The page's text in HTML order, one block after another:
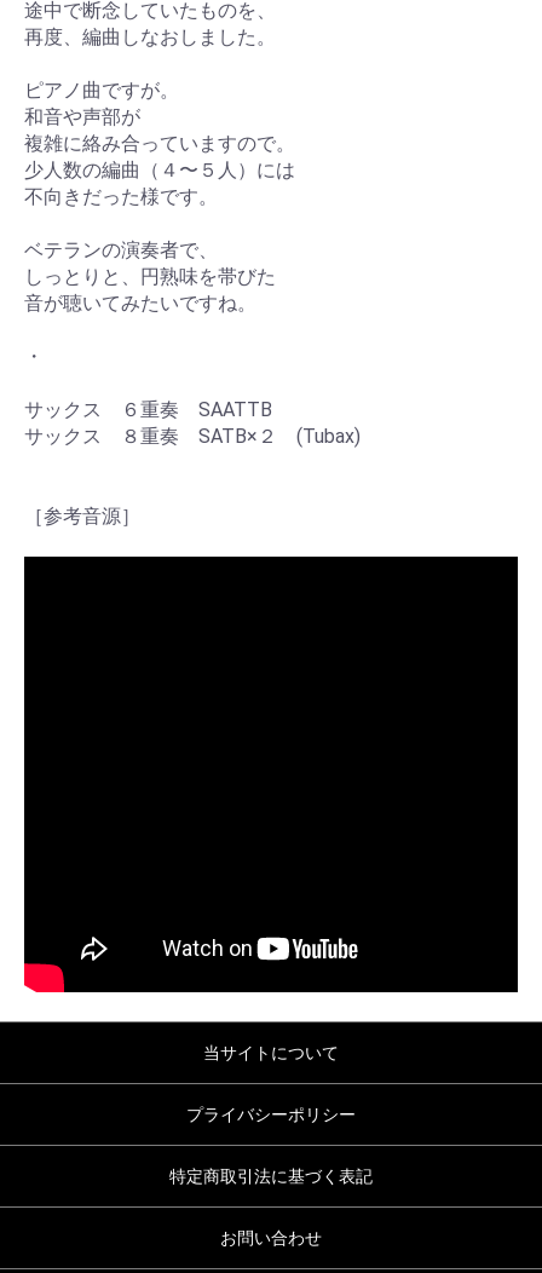
途中で断念していたものを、
再度、編曲しなおしました。
ピアノ曲ですが。
和音や声部が
複雑に絡み合っていますので。
少人数の編曲（４〜５人）には
不向きだった様です。
ベテランの演奏者で、
しっとりと、円熟味を帯びた
音が聴いてみたいですね。
・
サックス ６重奏 SAATTB
サックス ８重奏 SATB×２ (Tubax)
［参考音源］
当サイトについて
プライバシーポリシー
特定商取引法に基づく表記
お問い合わせ